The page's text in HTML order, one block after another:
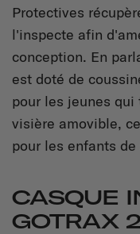
Protectives
l'inspecte afin
conception. En
est doté de
pour les jeunes
visière amovible,
pour les enfants
CASQUE
GOTRAX